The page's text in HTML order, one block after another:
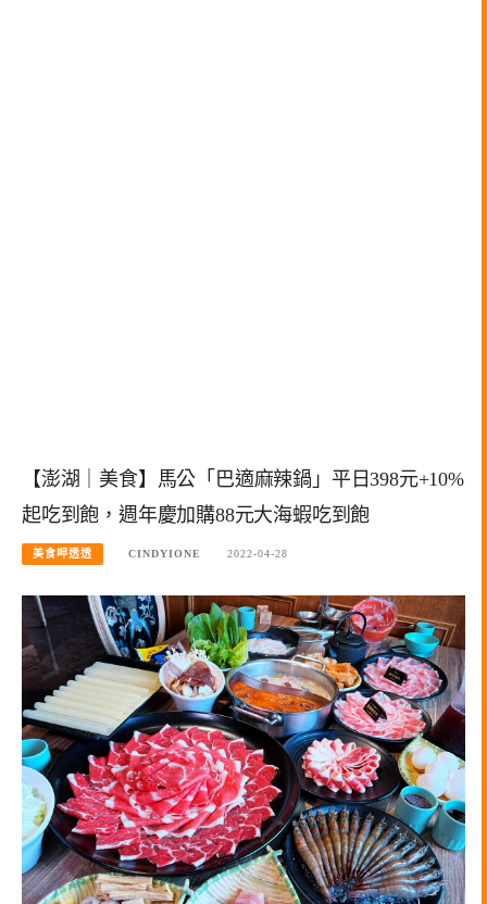
【澎湖｜美食】馬公「巴適麻辣鍋」平日398元+10%
起吃到飽，週年慶加購88元大海蝦吃到飽
美食呷透透 CINDYIONE 2022-04-28